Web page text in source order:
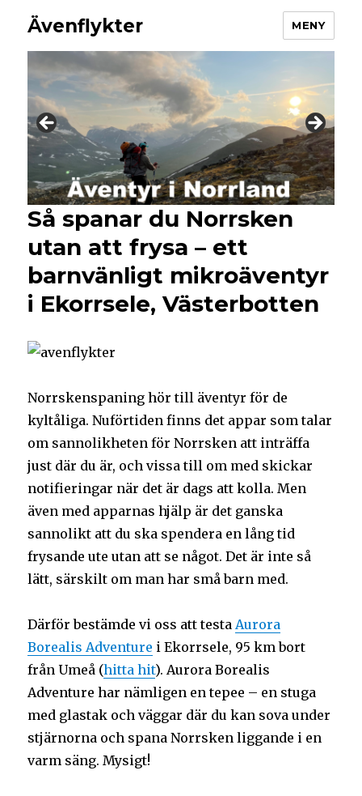
Ävenflykter MENY
Så spanar du Norrsken
utan att frysa – ett
barnvänligt mikroäventyr
i Ekorrsele, Västerbotten
Norrskenspaning hör till äventyr för de
kyltåliga. Nuförtiden finns det appar som talar
om sannolikheten för Norrsken att inträffa
just där du är, och vissa till om med skickar
notifieringar när det är dags att kolla. Men
även med apparnas hjälp är det ganska
sannolikt att du ska spendera en lång tid
frysande ute utan att se något. Det är inte så
lätt, särskilt om man har små barn med.
Därför bestämde vi oss att testa Aurora
Borealis Adventure i Ekorrsele, 95 km bort
från Umeå (hitta hit). Aurora Borealis
Adventure har nämligen en tepee – en stuga
med glastak och väggar där du kan sova under
stjärnorna och spana Norrsken liggande i en
varm säng. Mysigt!